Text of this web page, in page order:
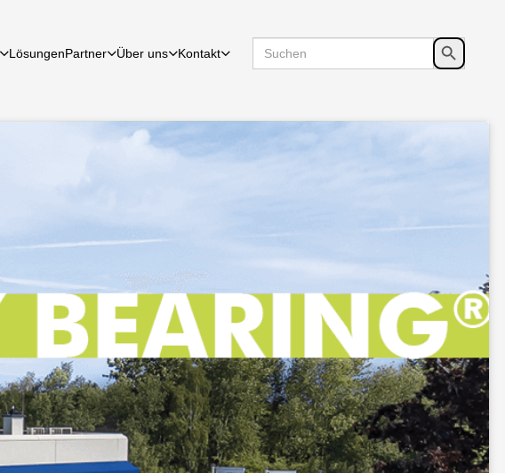
Lösun­genPartner Über uns Kontakt
Search
for:
SEARCH
BUTTON